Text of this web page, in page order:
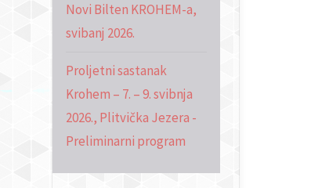
Novi Bilten KROHEM-a,
svibanj 2026.
Proljetni sastanak
Krohem – 7. – 9. svibnja
2026., Plitvička Jezera -
Preliminarni program